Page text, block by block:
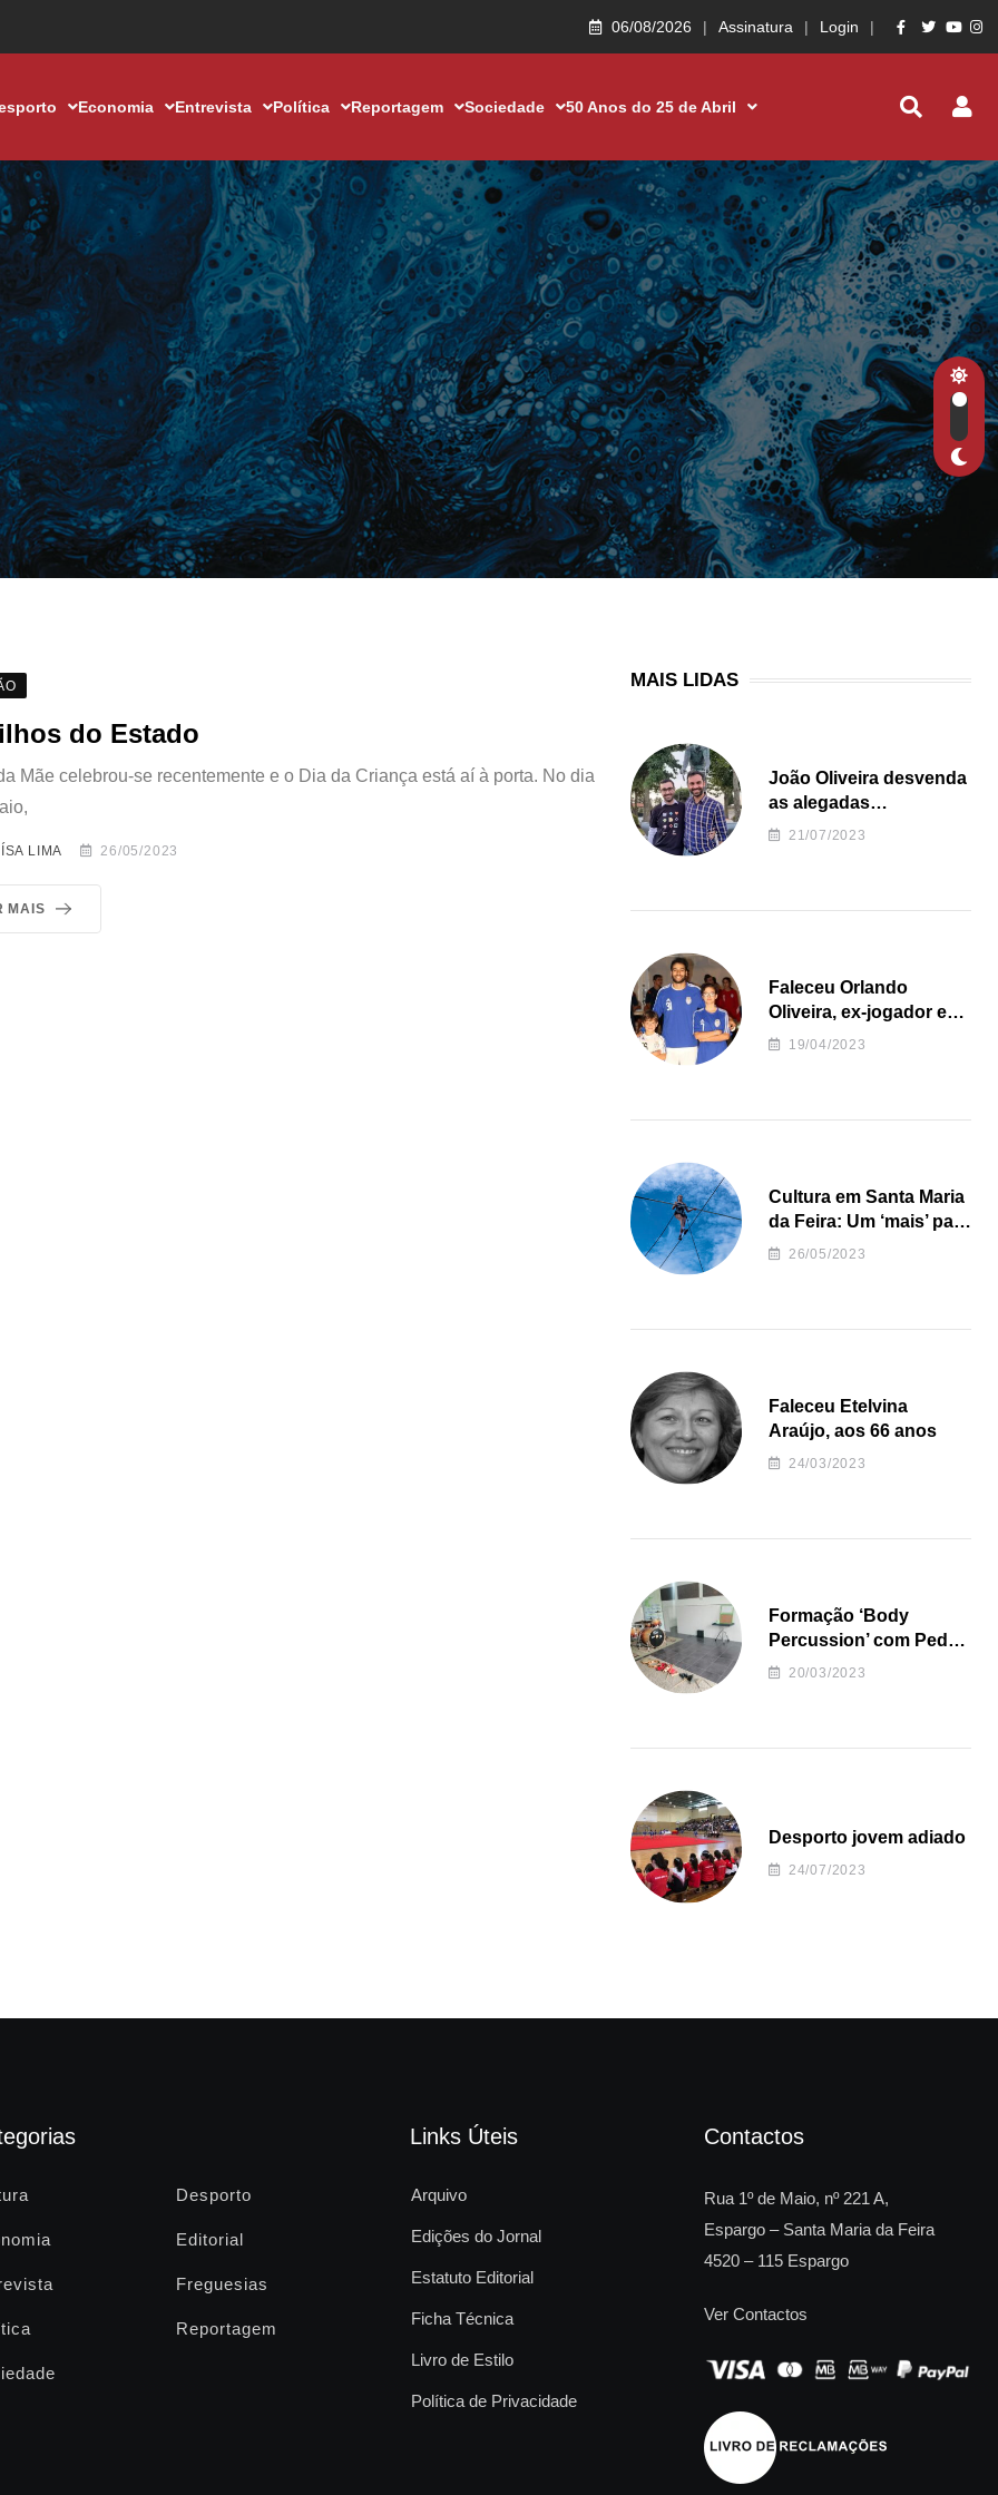
06/08/2026 Assinatura Login
Economia Entrevista Política Reportagem Sociedade 50 Anos do 25 de Abril
do Estado
Mãe celebrou-se recentemente e o Dia da Criança está aí à porta. No dia
LIMA 26/05/2023
MAIS
MAIS LIDAS
João Oliveira desvenda
as alegadas
irregularidades da
21/07/2023
Faleceu Orlando
Oliveira, ex-jogador e
treinador da formação
19/04/2023
Cultura em Santa Maria
da Feira: Um ‘mais’ para
o Concelho
26/05/2023
Faleceu Etelvina
Araújo, aos 66 anos
24/03/2023
Formação ‘Body
Percussion’ com Pedro
Almeida
20/03/2023
Desporto jovem adiado
24/07/2023
Desporto
Editorial
Freguesias
Reportagem
Links Úteis
Arquivo
Edições do Jornal
Estatuto Editorial
Ficha Técnica
Livro de Estilo
Política de Privacidade
Contactos
Rua 1º de Maio, nº 221 A,
Espargo – Santa Maria da Feira
4520 – 115 Espargo
Ver Contactos